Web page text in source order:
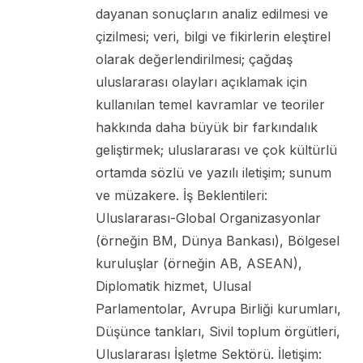
dayanan sonuçların analiz edilmesi ve
çizilmesi; veri, bilgi ve fikirlerin eleştirel
olarak değerlendirilmesi; çağdaş
uluslararası olayları açıklamak için
kullanılan temel kavramlar ve teoriler
hakkında daha büyük bir farkındalık
geliştirmek; uluslararası ve çok kültürlü
ortamda sözlü ve yazılı iletişim; sunum
ve müzakere. İş Beklentileri:
Uluslararası-Global Organizasyonlar
(örneğin BM, Dünya Bankası), Bölgesel
kuruluşlar (örneğin AB, ASEAN),
Diplomatik hizmet, Ulusal
Parlamentolar, Avrupa Birliği kurumları,
Düşünce tankları, Sivil toplum örgütleri,
Uluslararası İşletme Sektörü. İletişim: